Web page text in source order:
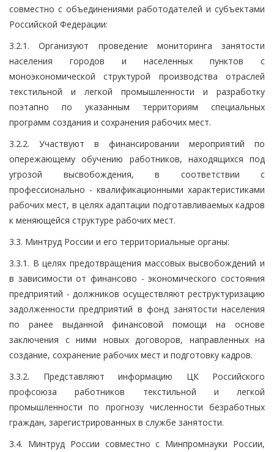
совместно с объединениями работодателей и субъектами
Российской Федерации:
3.2.1. Организуют проведение мониторинга занятости
населения городов и населенных пунктов с
моноэкономической структурой производства отраслей
текстильной и легкой промышленности и разработку
поэтапно по указанным территориям специальных
программ создания и сохранения рабочих мест.
3.2.2. Участвуют в финансировании мероприятий по
опережающему обучению работников, находящихся под
угрозой высвобождения, в соответствии с
профессионально - квалификационными характеристиками
рабочих мест, в целях адаптации подготавливаемых кадров
к меняющейся структуре рабочих мест.
3.3. Минтруд России и его территориальные органы:
3.3.1. В целях предотвращения массовых высвобождений и
в зависимости от финансово - экономического состояния
предприятий - должников осуществляют реструктуризацию
задолженности предприятий в фонд занятости населения
по ранее выданной финансовой помощи на основе
заключения с ними новых договоров, направленных на
создание, сохранение рабочих мест и подготовку кадров.
3.3.2. Представляют информацию ЦК Российского
профсоюза работников текстильной и легкой
промышленности по прогнозу численности безработных
граждан, зарегистрированных в службе занятости.
3.4. Минтруд России совместно с Минпромнауки России,